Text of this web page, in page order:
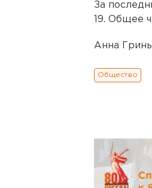
За
19. Общее
Анна Гринь
Общество